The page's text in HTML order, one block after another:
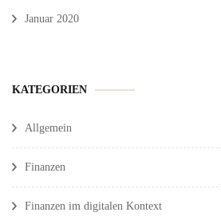
Januar 2020
KATEGORIEN
Allgemein
Finanzen
Finanzen im digitalen Kontext